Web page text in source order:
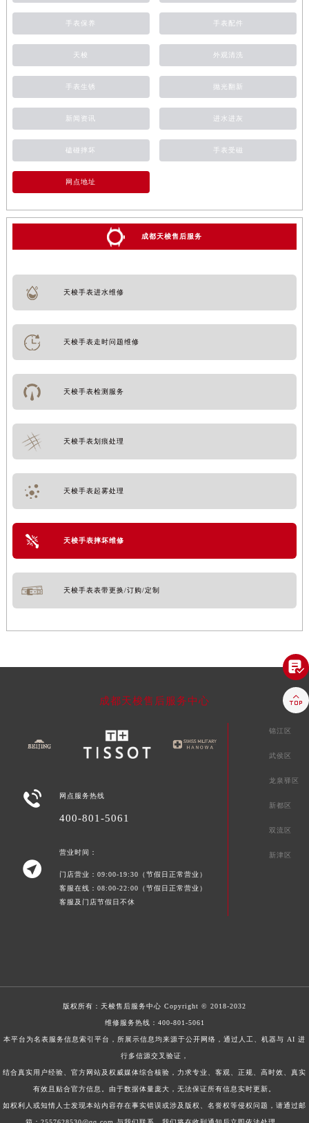
手表保养 手表配件
天梭 外观清洗
手表生锈 抛光翻新
新闻资讯 进水进灰
磕碰摔坏 手表受磁
网点地址
成都天梭售后服务
天梭手表进水维修
天梭手表走时问题维修
天梭手表检测服务
天梭手表划痕处理
天梭手表起雾处理
天梭手表摔坏维修
天梭手表表带更换/订购/定制
成都天梭售后服务中心
 网点服务热线
400-801-5061

营业时间：
门店营业：09:00-19:30（节假日正常营业）
客服在线：08:00-22:00（节假日正常营业）
客服及门店节假日不休
锦江区
武侯区
龙泉驿区
新都区
双流区
新津区
版权所有： 天梭售后服务中心 Copyright © 2018-2032
维修服务热线： 400-801-5061
本平台为名表服务信息索引平台，所展示信息均来源于公开网络，通过人工、机器与 AI 进
行多信源交叉验证，
结合真实用户经验、官方网站及权威媒体综合核验，力求专业、客观、正规、高时效、真实
有效且贴合官方信息。由于数据体量庞大，无法保证所有信息实时更新。
如权利人或知情人士发现本站内容存在事实错误或涉及版权、名誉权等侵权问题，请通过邮

